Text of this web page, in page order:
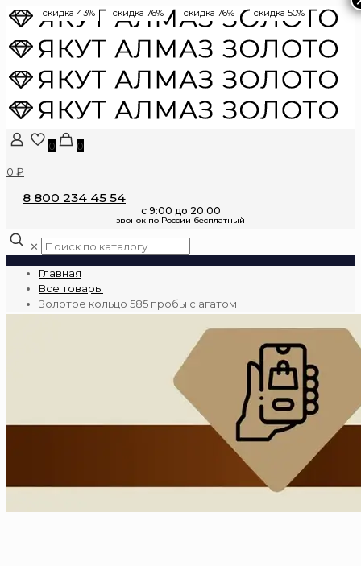
0
0
0 ₽
8 800 234 45 54
✕
Главная
Все товары
Золотое кольцо 585 пробы с агатом
скидка 43% скидка 76% скидка 76% скидка 50%